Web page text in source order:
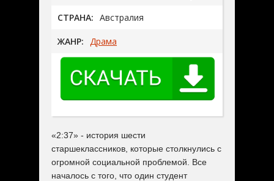
СТРАНА: Австралия
ЖАНР: Драма
«2:37» - история шести
старшеклассников, которые столкнулись с
огромной социальной проблемой. Все
началось с того, что один студент